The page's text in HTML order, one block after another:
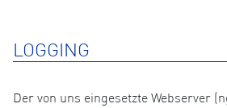
LOGGING
Der von uns eingesetzte Webserver